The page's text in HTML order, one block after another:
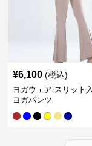
¥6,100 (税込)
ヨガウェア スリット
ヨガパンツ